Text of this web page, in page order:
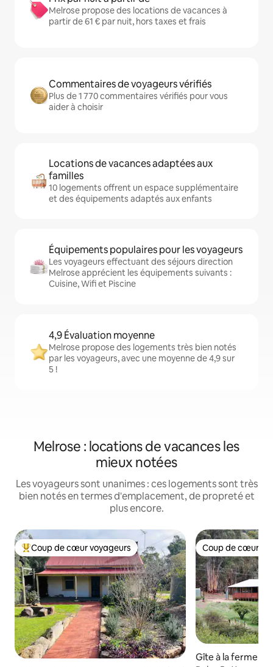
Melrose propose des locations de vacances à
partir de 61 € par nuit, hors taxes et frais
Commentaires de voyageurs vérifiés
Plus de 1 770 commentaires vérifiés pour vous
aider à choisir
Locations de vacances adaptées aux
familles
10 logements offrent un espace supplémentaire
et des équipements adaptés aux enfants
Équipements populaires pour les voyageurs
Les voyageurs effectuant des séjours direction
Melrose apprécient les équipements suivants :
Cuisine, Wifi et Piscine
4,9 Évaluation moyenne
Melrose propose des logements très bien notés
par les voyageurs, avec une moyenne de 4,9 sur
5 !
Melrose : locations de vacances les
mieux notées
Les voyageurs sont unanimes : ces logements sont très
bien notés en termes d'emplacement, de propreté et
plus encore.
Coups de cœur voyageurs les plus appréciés
Coup de cœur voyageurs Coup de cœur
Coup de cœur
Gîte à la ferme ⋅